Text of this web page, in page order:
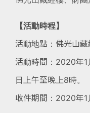
【活動時程】
活動地點：佛光山藏
活動時間：2020年
日上午至晚上8時。
收件期間：2020年1